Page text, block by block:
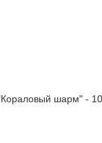
шарм" -